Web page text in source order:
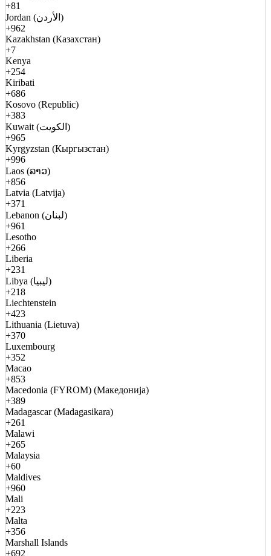
+81
Jordan (الأردن)
+962
Kazakhstan (Казахстан)
+7
Kenya
+254
Kiribati
+686
Kosovo (Republic)
+383
Kuwait (الكويت)
+965
Kyrgyzstan (Кыргызстан)
+996
Laos (ລາວ)
+856
Latvia (Latvija)
+371
Lebanon (لبنان)
+961
Lesotho
+266
Liberia
+231
Libya (ليبيا)
+218
Liechtenstein
+423
Lithuania (Lietuva)
+370
Luxembourg
+352
Macao
+853
Macedonia (FYROM) (Македонија)
+389
Madagascar (Madagasikara)
+261
Malawi
+265
Malaysia
+60
Maldives
+960
Mali
+223
Malta
+356
Marshall Islands
+692